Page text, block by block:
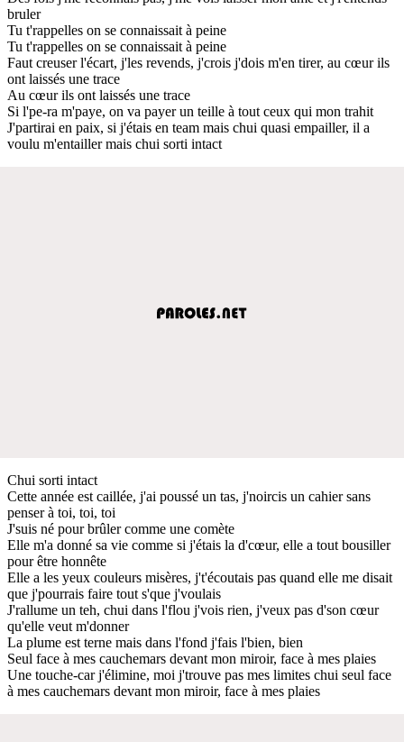
bruler
Tu t'rappelles on se connaissait à peine
Tu t'rappelles on se connaissait à peine
Faut creuser l'écart, j'les revends, j'crois j'dois m'en tirer, au cœur ils
ont laissés une trace
Au cœur ils ont laissés une trace
Si l'pe-ra m'paye, on va payer un teille à tout ceux qui mon trahit
J'partirai en paix, si j'étais en team mais chui quasi empailler, il a
voulu m'entailler mais chui sorti intact
Chui sorti intact
Cette année est caillée, j'ai poussé un tas, j'noircis un cahier sans
penser à toi, toi, toi
J'suis né pour brûler comme une comète
Elle m'a donné sa vie comme si j'étais la d'cœur, elle a tout bousiller
pour être honnête
Elle a les yeux couleurs misères, j't'écoutais pas quand elle me disait
que j'pourrais faire tout s'que j'voulais
J'rallume un teh, chui dans l'flou j'vois rien, j'veux pas d'son cœur
qu'elle veut m'donner
La plume est terne mais dans l'fond j'fais l'bien, bien
Seul face à mes cauchemars devant mon miroir, face à mes plaies
Une touche-car j'élimine, moi j'trouve pas mes limites chui seul face
à mes cauchemars devant mon miroir, face à mes plaies